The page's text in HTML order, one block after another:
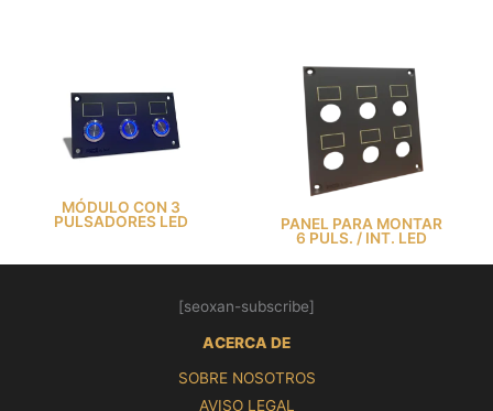
MÓDULO CON 3
PULSADORES LED
PANEL PARA MONTAR
6 PULS. / INT. LED
[seoxan-subscribe]
ACERCA DE
SOBRE NOSOTROS
AVISO LEGAL